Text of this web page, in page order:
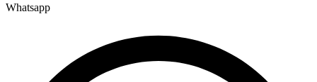
Whatsapp